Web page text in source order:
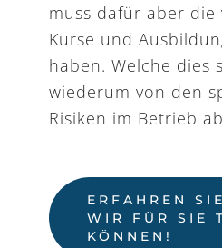
muss dafür aber die
Kurse und
haben. Welche dies
wiederum von den
Risiken im Betrieb
ERFAHREN
WIR FÜR SIE
KÖNNEN!